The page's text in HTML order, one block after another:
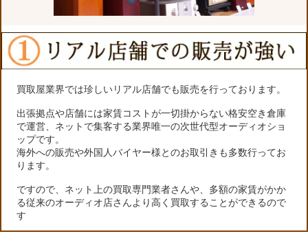
買取屋業界では珍しいリアル店舗でも販売を行っております。
出張拠点や店舗には家賃コストが一切掛からない格安空き倉庫
で運営、ネットで集客する業界唯一の次世代型オーディオショ
ップです。
海外への販売や外国人バイヤー様とのお取引きも多数行ってお
ります。
ですので、ネット上の買取専門業者さんや、多額の家賃がかか
る従来のオーディオ店さんより高く買取することができるので
す